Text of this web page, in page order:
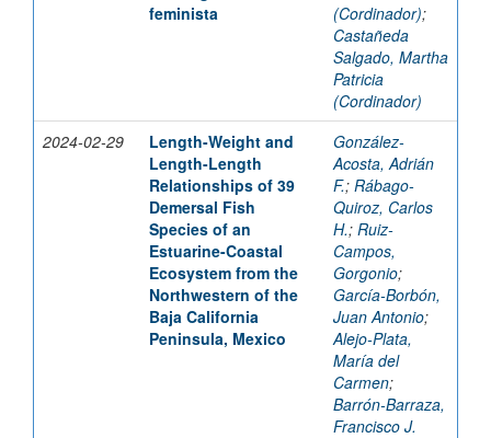
feminista
(Cordinador);
Castañeda
Salgado, Martha
Patricia
(Cordinador)
2024-02-29
Length-Weight and
Length-Length
Relationships of 39
Demersal Fish
Species of an
Estuarine-Coastal
Ecosystem from the
Northwestern of the
Baja California
Peninsula, Mexico
González-
Acosta, Adrián
F.; Rábago-
Quiroz, Carlos
H.; Ruiz-
Campos,
Gorgonio;
García-Borbón,
Juan Antonio;
Alejo-Plata,
María del
Carmen;
Barrón-Barraza,
Francisco J.